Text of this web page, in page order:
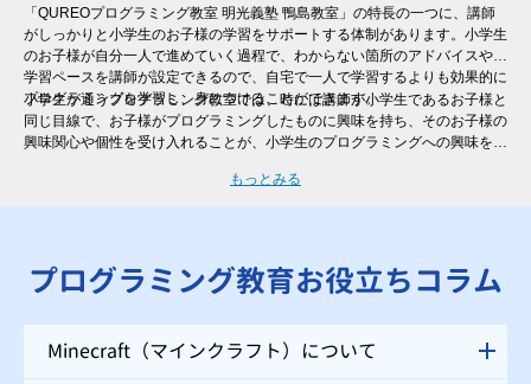
「QUREOプログラミング教室 明光義塾 鴨島教室」の特長の一つに、講師
がしっかりと小学生のお子様の学習をサポートする体制があります。小学生
のお子様が自分一人で進めていく過程で、わからない箇所のアドバイスや、
学習ペースを講師が設定できるので、自宅で一人で学習するよりも効果的に
プログラミングを学習し、身につけることができます。
小学生が通うプログラミング教室では、時には講師が小学生であるお子様と
同じ目線で、お子様がプログラミングしたものに興味を持ち、そのお子様の
興味関心や個性を受け入れることが、小学生のプログラミングへの興味を継
度に合わせた個別指導を行う「QUREOプログラミング教室 明光義塾 鴨島
もっとみる
プログラミング教育お役立ちコラム
Minecraft（マインクラフト）について